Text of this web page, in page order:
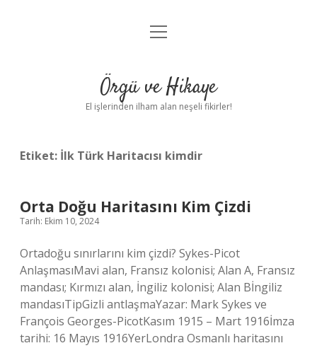
Anasayfa
Yasal Uyarı
menüyü
Örgü ve Hikaye
El işlerinden ilham alan neşeli fikirler!
Etiket: İlk Türk Haritacısı kimdir
Orta Doğu Haritasını Kim Çizdi
Tarih: Ekim 10, 2024
Ortadoğu sınırlarını kim çizdi? Sykes-Picot
AnlaşmasıMavi alan, Fransız kolonisi; Alan A, Fransız
mandası; Kırmızı alan, İngiliz kolonisi; Alan Bİngiliz
mandasıTipGizli antlaşmaYazar: Mark Sykes ve
François Georges-PicotKasım 1915 – Mart 1916İmza
tarihi: 16 Mayıs 1916YerLondra Osmanlı haritasını